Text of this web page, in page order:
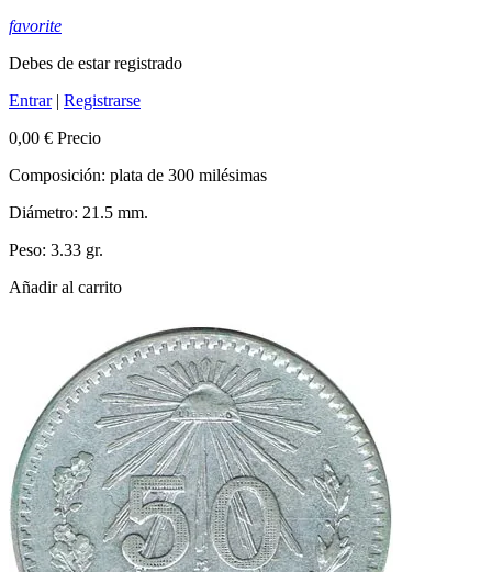
favorite
Debes de estar registrado
Entrar| Registrarse
0,00 € Precio
Composición: plata de 300 milésimas
Diámetro: 21.5 mm.
Peso: 3.33 gr.
Añadir al carrito